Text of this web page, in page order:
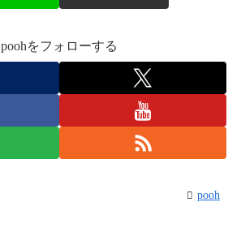
poohをフォローする
pooh